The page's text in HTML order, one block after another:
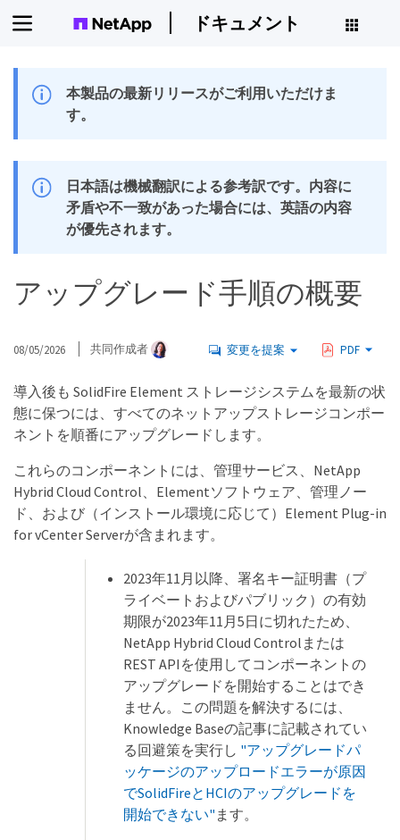
ドキュメント
本製品の最新リリースがご利用いただけま
す。
日本語は機械翻訳による参考訳です。内容に
矛盾や不一致があった場合には、英語の内容
が優先されます。
アップグレード手順の概要
08/05/2026 共同作成者 変更を提案 PDF
導入後も SolidFire Element ストレージシステムを最新の状
態に保つには、すべてのネットアップストレージコンポー
ネントを順番にアップグレードします。
これらのコンポーネントには、管理サービス、NetApp
Hybrid Cloud Control、Elementソフトウェア、管理ノー
ド、および（インストール環境に応じて）Element Plug-in
for vCenter Serverが含まれます。
2023年11月以降、署名キー証明書（プ
ライベートおよびパブリック）の有効
期限が2023年11月5日に切れたため、
NetApp Hybrid Cloud Controlまたは
REST APIを使用してコンポーネントの
アップグレードを開始することはでき
ません。この問題を解決するには、
Knowledge Baseの記事に記載されてい
る回避策を実行し "アップグレードパ
ッケージのアップロードエラーが原因
でSolidFireとHCIのアップグレードを
開始できない" ます。